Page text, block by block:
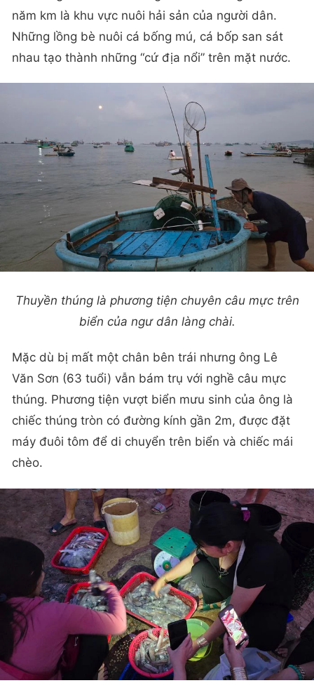
năm km là khu vực nuôi hải sản của người dân.
Những lồng bè nuôi cá bống mú, cá bốp san sát
nhau tạo thành những “cứ địa nổi” trên mặt nước.
Thuyền thúng là phương tiện chuyên câu mực trên
biển của ngư dân làng chài.
Mặc dù bị mất một chân bên trái nhưng ông Lê
Văn Sơn (63 tuổi) vẫn bám trụ với nghề câu mực
thúng. Phương tiện vượt biển mưu sinh của ông là
chiếc thúng tròn có đường kính gần 2m, được đặt
máy đuôi tôm để di chuyển trên biển và chiếc mái
chèo.